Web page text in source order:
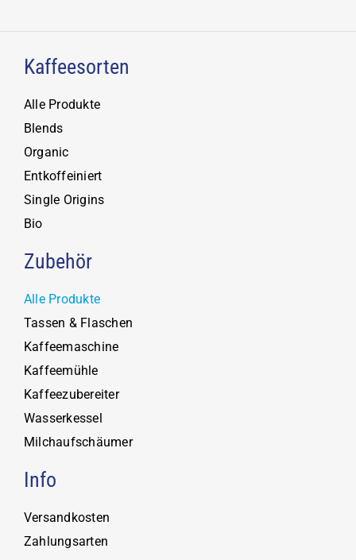
Kaffeesorten
Alle Produkte
Blends
Organic
Entkoffeiniert
Single Origins
Bio
Zubehör
Alle Produkte
Tassen & Flaschen
Kaffeemaschine
Kaffeemühle
Kaffeezubereiter
Wasserkessel
Milchaufschäumer
Info
Versandkosten
Zahlungsarten